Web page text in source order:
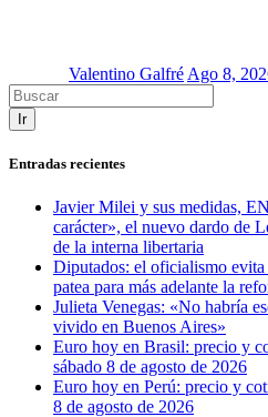
Valentino Galfré Ago 8,
Ir
Entradas recientes
Javier Milei y sus medidas,
carácter», el nuevo dardo de
de la interna libertaria
Diputados: el oficialismo
patea para más adelante la
Julieta Venegas: «No habría
vivido en Buenos Aires»
Euro hoy en Brasil: precio y
sábado 8 de agosto de 2026
Euro hoy en Perú: precio y
8 de agosto de 2026